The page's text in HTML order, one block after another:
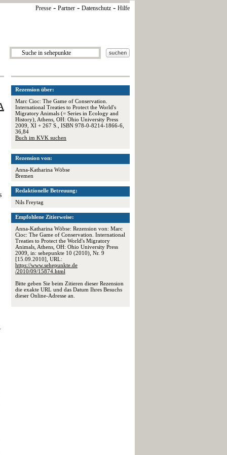
Presse - Partner - Datenschutz - Hilfe
Rezension über:
Marc Cioc: The Game of Conservation.
International Treaties to Protect the World's
Migratory Animals (= Series in Ecology and
History), Athens, OH: Ohio University Press
2009, XI + 267 S., ISBN 978-0-8214-1866-6,
36,84
Buch im KVK suchen
Rezension von:
Anna-Katharina Wöbse
Bremen
Redaktionelle Betreuung:
Nils Freytag
Empfohlene Zitierweise:
Anna-Katharina Wöbse: Rezension von: Marc
Cioc: The Game of Conservation. International
Treaties to Protect the World's Migratory
Animals, Athens, OH: Ohio University Press
2009, in: sehepunkte 10 (2010), Nr. 9
[15.09.2010], URL:
https://www.sehepunkte.de
/2010/09/15874.html
Bitte geben Sie beim Zitieren dieser Rezension
die exakte URL und das Datum Ihres Besuchs
dieser Online-Adresse an.